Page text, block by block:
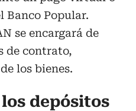
Banco Popular.
se encargará de
de contrato,
los bienes.
los depósitos